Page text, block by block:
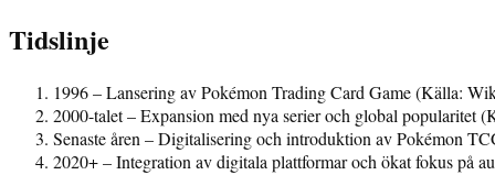
Tidslinje
1996– Lansering av Pokémon Trading Card Game (Källa:
2000-talet– Expansion med nya serier och global popularitet
Senaste åren– Digitalisering och introduktion av Pokémon
2020+– Integration av digitala plattformar och ökat fokus på